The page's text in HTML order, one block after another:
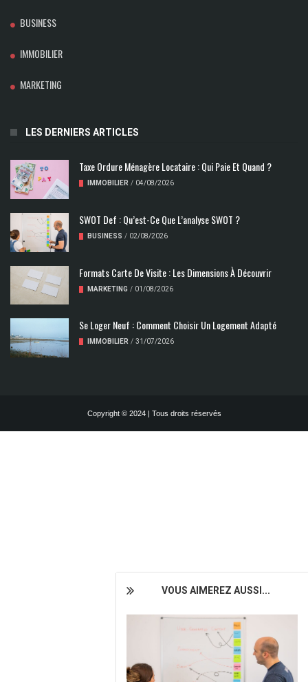
VOUS AIMEREZ AUSSI...
BUSINESS
IMMOBILIER
MARKETING
LES DERNIERS ARTICLES
Taxe Ordure Ménagère Locataire : Qui Paie Et Quand ?
IMMOBILIER / 04/08/2026
SWOT Def : Qu’est-Ce Que L’analyse SWOT ?
BUSINESS / 02/08/2026
Formats Carte De Visite : Les Dimensions À Découvrir
MARKETING / 01/08/2026
Se Loger Neuf : Comment Choisir Un Logement Adapté
IMMOBILIER / 31/07/2026
Copyright © 2024 | Tous droits réservés